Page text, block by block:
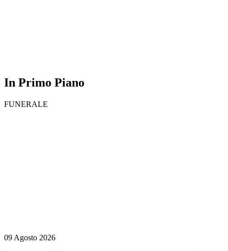
In Primo Piano
FUNERALE
09 Agosto 2026